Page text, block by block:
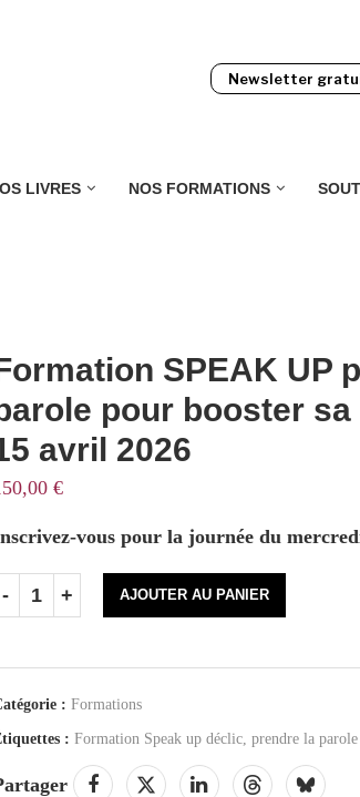
Newsletter
LIVRES NOS FORMATIONS
SPEAK UP
pour booster
avril 2026
€
vous pour la journée du
AJOUTER AU PANIER
: Formations
: Formation Speak up déclic, prendre la